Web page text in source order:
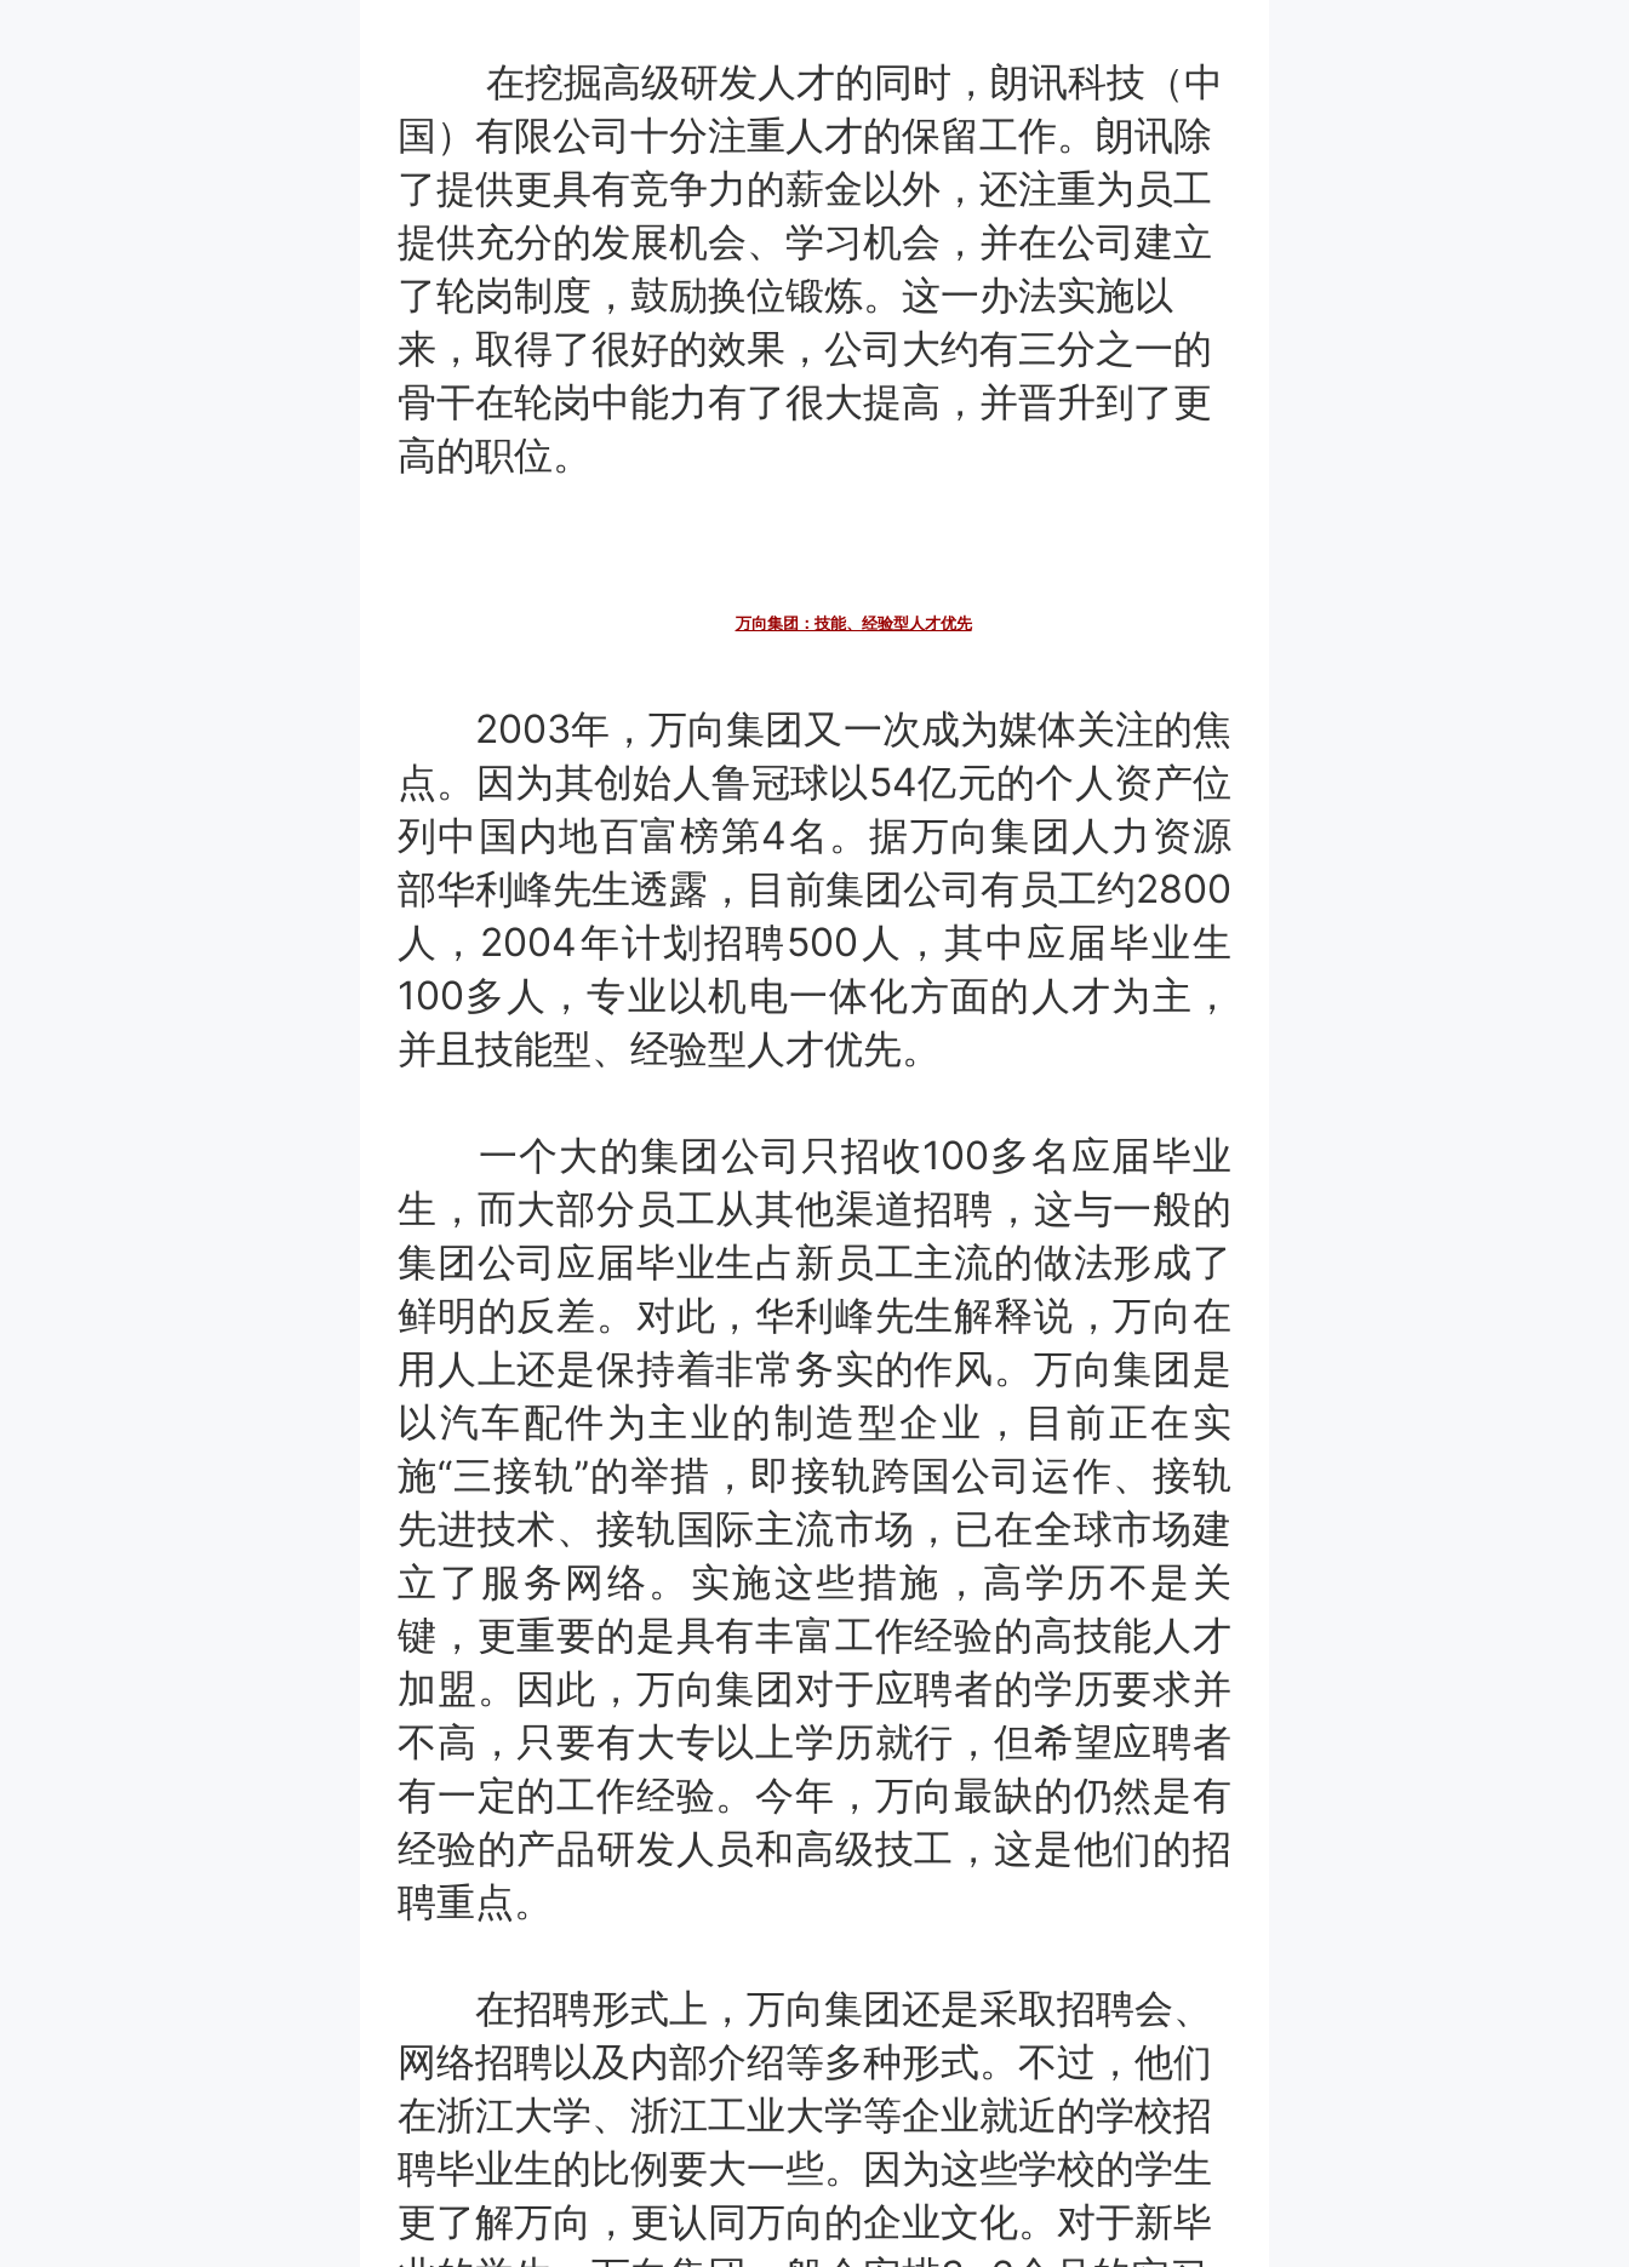
在挖掘高级研发人才的同时，朗讯科技（中
国）有限公司十分注重人才的保留工作。朗讯除
了提供更具有竞争力的薪金以外，还注重为员工
提供充分的发展机会、学习机会，并在公司建立
了轮岗制度，鼓励换位锻炼。这一办法实施以
来，取得了很好的效果，公司大约有三分之一的
骨干在轮岗中能力有了很大提高，并晋升到了更
高的职位。
万向集团：技能、经验型人才优先
2003年，万向集团又一次成为媒体关注的焦
点。因为其创始人鲁冠球以54亿元的个人资产位
列中国内地百富榜第4名。据万向集团人力资源
部华利峰先生透露，目前集团公司有员工约2800
人，2004年计划招聘500人，其中应届毕业生
100多人，专业以机电一体化方面的人才为主，
并且技能型、经验型人才优先。
一个大的集团公司只招收100多名应届毕业
生，而大部分员工从其他渠道招聘，这与一般的
集团公司应届毕业生占新员工主流的做法形成了
鲜明的反差。对此，华利峰先生解释说，万向在
用人上还是保持着非常务实的作风。万向集团是
以汽车配件为主业的制造型企业，目前正在实
施“三接轨”的举措，即接轨跨国公司运作、接轨
先进技术、接轨国际主流市场，已在全球市场建
立了服务网络。实施这些措施，高学历不是关
键，更重要的是具有丰富工作经验的高技能人才
加盟。因此，万向集团对于应聘者的学历要求并
不高，只要有大专以上学历就行，但希望应聘者
有一定的工作经验。今年，万向最缺的仍然是有
经验的产品研发人员和高级技工，这是他们的招
聘重点。
在招聘形式上，万向集团还是采取招聘会、
网络招聘以及内部介绍等多种形式。不过，他们
在浙江大学、浙江工业大学等企业就近的学校招
聘毕业生的比例要大一些。因为这些学校的学生
更了解万向，更认同万向的企业文化。对于新毕